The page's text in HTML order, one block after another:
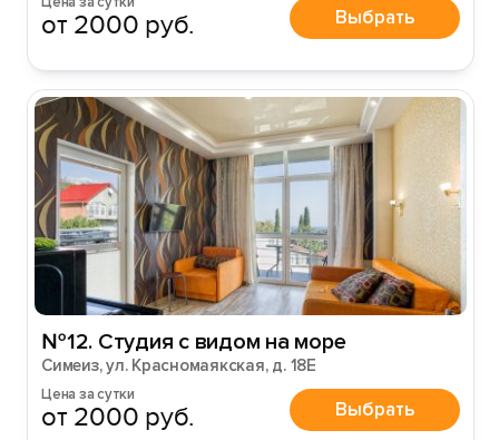
от 2000 руб. Выбрать
№12. Студия с видом на море
Симеиз, ул. Красномаякская, д. 18Е
Цена за сутки
от 2000 руб. Выбрать